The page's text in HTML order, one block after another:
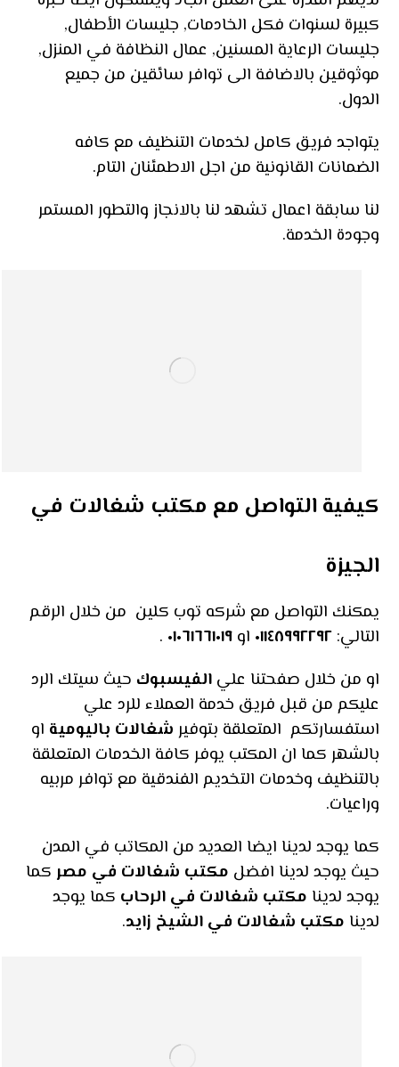
كبيرة لسنوات فكل الخادمات, جليسات الأطفال,
جليسات الرعاية المسنين, عمال النظافة في المنزل,
موثوقين بالاضافة الى توافر سائقين من جميع
الدول.
يتواجد فريق كامل لخدمات التنظيف مع كافه
الضمانات القانونية من اجل الاطمئنان التام.
لنا سابقة اعمال تشهد لنا بالانجاز والتطور المستمر
وجودة الخدمة.
كيفية التواصل مع مكتب شغالات في
الجيزة
يمكنك التواصل مع شركه توب كلين من خلال الرقم
التالي:٠١١٤٨٩٩٢٢٩٢ او٠١٠٦١٦٦١٠١٩ .
او من خلال صفحتنا عليالفيسبوك حيث سيتك الرد
عليكم من قبل فريق خدمة العملاء للرد علي
استفسارتكم المتعلقة بتوفير شغالات باليومية او
بالشهر كما ان المكتب يوفر كافة الخدمات المتعلقة
بالتنظيف وخدمات التخديم الفندقية مع توافر مربيه
وراعيات.
كما يوجد لدينا ايضا العديد من المكاتب في المدن
حيث يوجد لدينا افضل مكتب شغالات في مصر كما
يوجد لدينا مكتب شغالات في الرحاب كما يوجد
لدينا مكتب شغالات في الشيخ زايد.